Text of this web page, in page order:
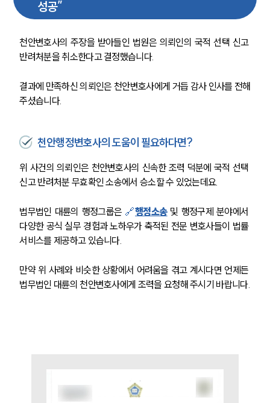
성공”
천안변호사의 주장을 받아들인 법원은 의뢰인의 국적 선택 신고
반려처분을 취소한다고 결정했습니다.
결과에 만족하신 의뢰인은 천안변호사에게 거듭 감사 인사를 전해
주셨습니다.
천안행정변호사의 도움이 필요하다면?
위 사건의 의뢰인은 천안변호사의 신속한 조력 덕분에 국적 선택
신고 반려처분 무효확인 소송에서 승소할 수 있었는데요.
법무법인 대륜의 행정그룹은 🔗행정소송 및 행정구제 분야에서
다양한 공식 실무 경험과 노하우가 축적된 전문 변호사들이 법률
서비스를 제공하고 있습니다.
만약 위 사례와 비슷한 상황에서 어려움을 겪고 계시다면 언제든
법무법인 대륜의 천안변호사에게 조력을 요청해 주시기 바랍니다.